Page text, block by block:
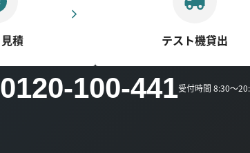
積 テスト機貸出
0120-100-441受付時間 8:30～